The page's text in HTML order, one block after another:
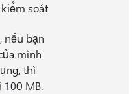
soát
nếu bạn
mình
thì
MB.